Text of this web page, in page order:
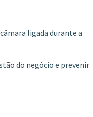
ligada durante a
do negócio e prevenir